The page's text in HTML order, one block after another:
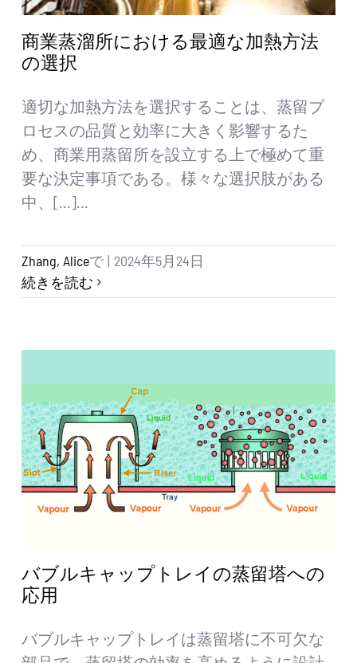
商業蒸溜所における最適な加熱方法
の選択
適切な加熱方法を選択することは、蒸留プ
ロセスの品質と効率に大きく影響するた
め、商業用蒸留所を設立する上で極めて重
要な決定事項である。様々な選択肢がある
中、[...]...
Zhang, Aliceで | 2024年5月24日
続きを読む
バブルキャップトレイの蒸留塔への
応用
バブルキャップトレイは蒸留塔に不可欠な